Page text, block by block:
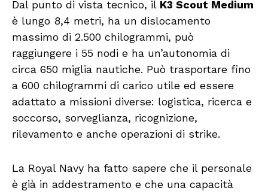
Dal punto di vista tecnico, il K3 Scout Medium
è lungo 8,4 metri, ha un dislocamento
massimo di 2.500 chilogrammi, può
raggiungere i 55 nodi e ha un’autonomia di
circa 650 miglia nautiche. Può trasportare fino
a 600 chilogrammi di carico utile ed essere
adattato a missioni diverse: logistica, ricerca e
soccorso, sorveglianza, ricognizione,
rilevamento e anche operazioni di strike.
La Royal Navy ha fatto sapere che il personale
è già in addestramento e che una capacità